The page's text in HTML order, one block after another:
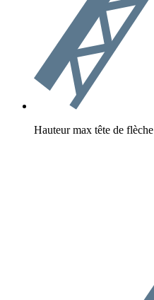
Hauteur max tête de flèche